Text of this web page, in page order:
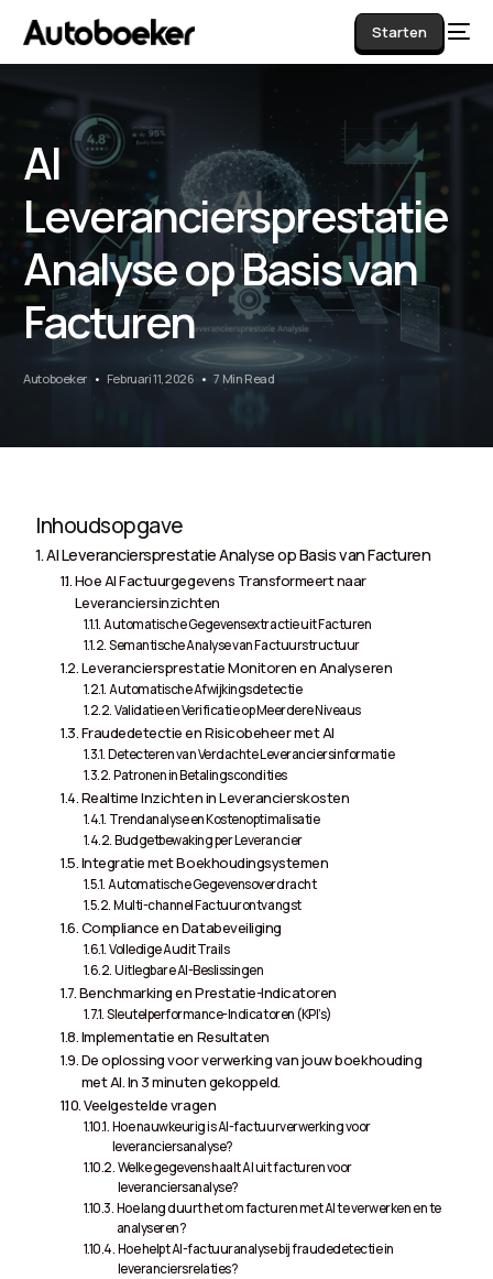
Starten
AI
Leveranciersprestatie
Analyse op Basis van
Facturen
Autoboeker Februari 11, 2026 7 Min Read
Inhoudsopgave
AI Leveranciersprestatie Analyse op Basis van Facturen
Hoe AI Factuurgegevens Transformeert naar
Leveranciersinzichten
Automatische Gegevensextractie uit Facturen
Semantische Analyse van Factuurstructuur
Leveranciersprestatie Monitoren en Analyseren
Automatische Afwijkingsdetectie
Validatie en Verificatie op Meerdere Niveaus
Fraudedetectie en Risicobeheer met AI
Detecteren van Verdachte Leveranciersinformatie
Patronen in Betalingscondities
Realtime Inzichten in Leverancierskosten
Trendanalyse en Kostenoptimalisatie
Budgetbewaking per Leverancier
Integratie met Boekhoudingsystemen
Automatische Gegevensoverdracht
Multi-channel Factuurontvangst
Compliance en Databeveiliging
Volledige Audit Trails
Uitlegbare AI-Beslissingen
Benchmarking en Prestatie-Indicatoren
Sleutelperformance-Indicatoren (KPI’s)
Implementatie en Resultaten
De oplossing voor verwerking van jouw boekhouding
met AI. In 3 minuten gekoppeld.
Veelgestelde vragen
Hoe nauwkeurig is AI-factuurverwerking voor
leveranciersanalyse?
Welke gegevens haalt AI uit facturen voor
leveranciersanalyse?
Hoe lang duurt het om facturen met AI te verwerken en te
analyseren?
Hoe helpt AI-factuuranalyse bij fraudedetectie in
leveranciersrelaties?